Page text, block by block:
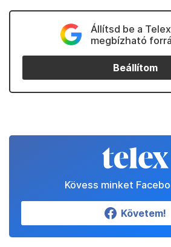
Állítsd be a
megbízható
Beállítom
Kövess minket
Követem!